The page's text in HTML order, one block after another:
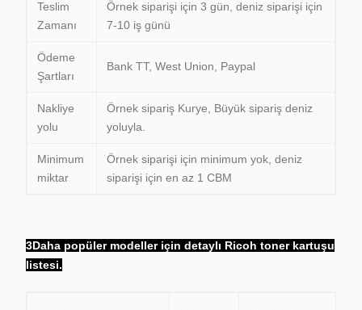
Teslim
Zamanı
Örnek siparişi için 3 gün, deniz siparişi için
7-10 iş günü
Ödeme
Şartları
Bank TT, West Union, Paypal
Nakliye
yolu
Örnek sipariş Kurye, Büyük sipariş deniz
yoluyla.
Minimum
miktar
Örnek siparişi için minimum yok, deniz
siparişi için en az 1 CBM
3Daha popüler modeller için detaylı Ricoh toner kartuşu
listesi.